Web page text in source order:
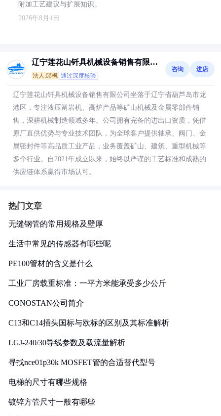
附加工艺建议与扩展知识。
2026年8月4日
辽宁莲花山钎具机械设备销售有限公
司
法人:邱枫 通过深度核验
咨询 进店
辽宁莲花山钎具机械设备销售有限公司坐落于辽宁省葫芦岛市龙
港区，专注液压凿岩机、高炉产品等矿山机械及金属零部件销
售，深耕机械制造领域多年。公司拥有完备的进出口资质，凭借
原厂直供优势与专业技术团队，为全球客户提供轴承、阀门、金
属密封件等高品质工业产品，业务覆盖矿山、建筑、重型机械等
多个行业。自2021年成立以来，始终以严谨的工艺标准和成熟的
供应链体系赢得市场认可。
热门文章
无缝钢管的常用规格及壁厚
生活中常见的传感器有哪些呢
PE100管材的含义是什么
工业厂房载重标准：一平方米能承受多少公斤
CONOSTAN公司简介
C13和C14插头国标与欧标的区别及其标准解析
LGJ-240/30导线参数及载流量解析
寻找nce01p30k MOSFET管的合适替代型号
电梯的尺寸有哪些规格
镀锌方管尺寸一般有哪些